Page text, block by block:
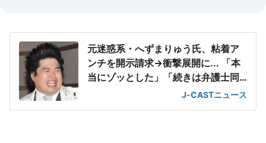
元迷惑系・へずまりゅう氏、粘着ア
ンチを開示請求→衝撃展開に... 「本
当にゾッとした」「続きは弁護士同
J-CASTニュース